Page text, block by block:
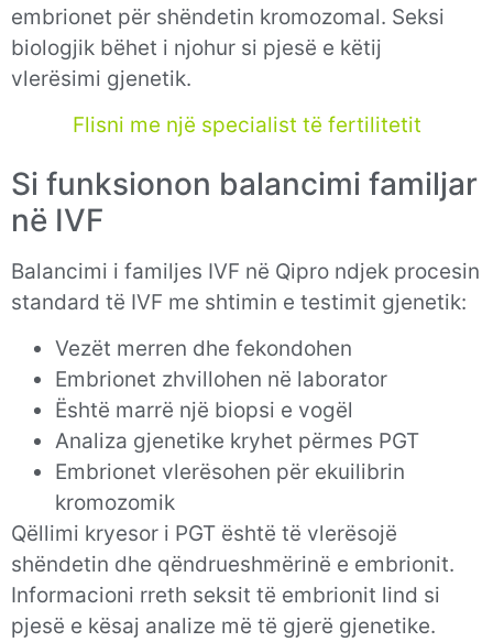
embrionet për shëndetin kromozomal. Seksi
biologjik bëhet i njohur si pjesë e këtij
vlerësimi gjenetik.
Flisni me një specialist të fertilitetit
Si funksionon balancimi familjar
në IVF
Balancimi i familjes IVF në Qipro ndjek procesin
standard të IVF me shtimin e testimit gjenetik:
Vezët merren dhe fekondohen
Embrionet zhvillohen në laborator
Është marrë një biopsi e vogël
Analiza gjenetike kryhet përmes PGT
Embrionet vlerësohen për ekuilibrin
kromozomik
Qëllimi kryesor i PGT është të vlerësojë
shëndetin dhe qëndrueshmërinë e embrionit.
Informacioni rreth seksit të embrionit lind si
pjesë e kësaj analize më të gjerë gjenetike.